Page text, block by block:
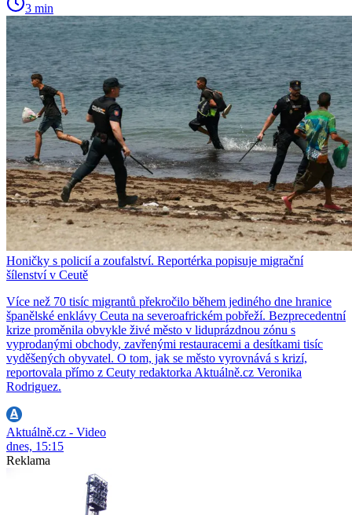
3 min
Honičky s policií a zoufalství. Reportérka popisuje migrační
šílenství v Ceutě
Více než 70 tisíc migrantů překročilo během jediného dne hranice
španělské enklávy Ceuta na severoafrickém pobřeží. Bezprecedentní
krize proměnila obvykle živé město v liduprázdnou zónu s
vyprodanými obchody, zavřenými restauracemi a desítkami tisíc
vyděšených obyvatel. O tom, jak se město vyrovnává s krizí,
reportovala přímo z Ceuty redaktorka Aktuálně.cz Veronika
Rodriguez.
Aktuálně.cz - Video
dnes, 15:15
Reklama